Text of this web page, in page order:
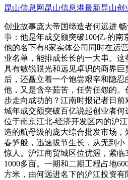
昆山信息网 昆山信息港最新昆山创
创业故事庞大帝国缔造者何远进
事：他是年成交额突破100亿-的南
他的名下有8家实体公司同时在运
业名单，能排成长长的一大串。
具有敏锐眼光和远见卓识的商界
后，还矗立着一个饱尝艰辛和隐
他，又是含辛茹苦，任劳任怨的
步走向成功的？江南时报记者日
城年成交额突破百亿说起创业者
位于南京江北-经济开发区内的沪
造的航母级的庞大综合批发市场
春笋般，迅速拔节生长，从无到
惊人。沪江商贸城区位优渥，紧临
1000多亩。一期和二期工程占地
方米，由何远进名下的沪江投资